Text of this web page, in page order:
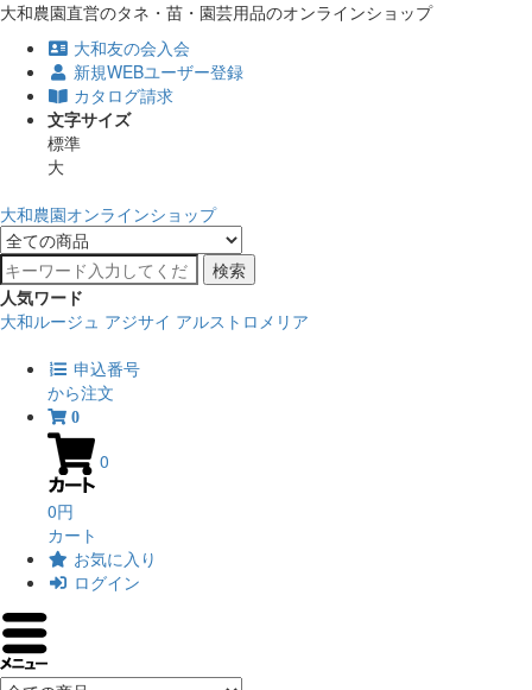
大和農園直営のタネ・苗・園芸用品のオンラインショップ
大和友の会入会
新規WEBユーザー登録
カタログ請求
文字サイズ
標準
大
大和農園オンラインショップ
検索
人気ワード
大和ルージュ アジサイ アルストロメリア
申込番号
から注文
0
0
0円
カート
お気に入り
ログイン